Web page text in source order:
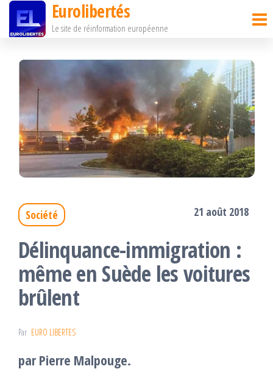
Passer
contenu
Eurolibertés
Le site de réinformation européenne
Société 21 août 2018
Délinquance-immigration :
même en Suède les voitures
brûlent
Par EURO LIBERTES
par Pierre Malpouge.